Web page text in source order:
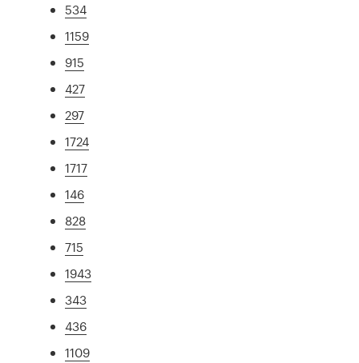
534
1159
915
427
297
1724
1717
146
828
715
1943
343
436
1109